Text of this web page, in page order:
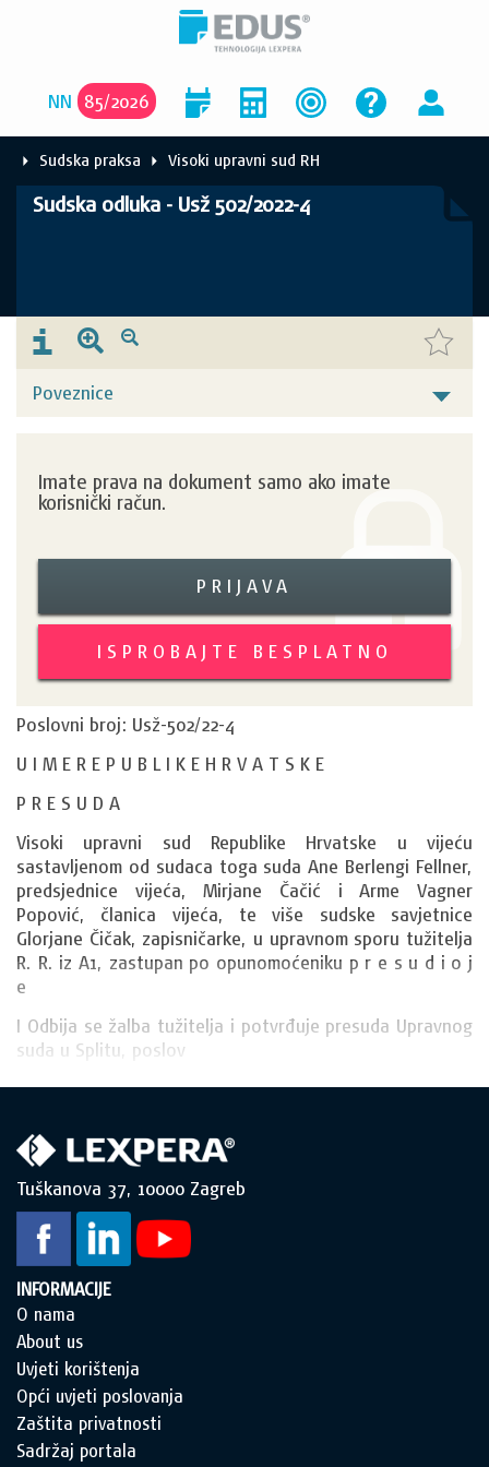
NN 85/2026
Sudska praksa Visoki upravni sud RH
Sudska odluka - Usž 502/2022-4
Poveznice
Imate prava na dokument samo ako imate
korisnički račun.
PRIJAVA
ISPROBAJTE BESPLATNO
Poslovni broj: Usž-502/22-4
U I M E R E P U B L I K E H R V A T S K E
P R E S U D A
Visoki upravni sud Republike Hrvatske u vijeću
sastavljenom od sudaca toga suda Ane Berlengi Fellner,
predsjednice vijeća, Mirjane Čačić i Arme Vagner
Popović, članica vijeća, te više sudske savjetnice
R. R. iz A1, zastupan po opunomoćeniku p r e s u d i o j
e
I Odbija se žalba tužitelja i potvrđuje presuda Upravnog
suda u Splitu, poslov
Tuškanova 37, 10000 Zagreb
INFORMACIJE
O nama
About us
Uvjeti korištenja
Opći uvjeti poslovanja
Zaštita privatnosti
Sadržaj portala